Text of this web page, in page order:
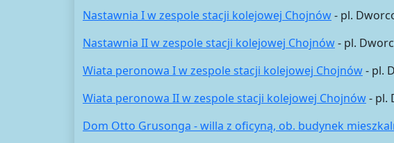
Nastawnia I w zespole stacji kolejowej Chojnów- pl.
Nastawnia II w zespole stacji kolejowej Chojnów- pl.
Wiata peronowa I w zespole stacji kolejowej Chojnów- pl.
Wiata peronowa II w zespole stacji kolejowej Chojnów- pl.
Dom Otto Grusonga - willa z oficyną, ob. budynek